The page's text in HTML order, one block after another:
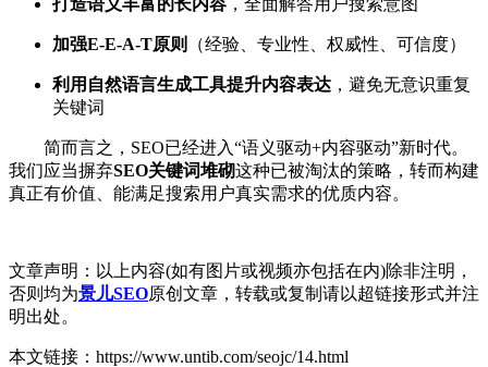
加强E-E-A-T原则 （经验、专业性、权威性、可信度）
利用自然语言生成工具提升内容表达 ，避免无意识重复
关键词
简而言之，SEO已经进入“语义驱动+内容驱动”新时代。
我们应当摒弃SEO关键词堆砌这种已被淘汰的策略，转而构建
真正有价值、能满足搜索用户真实需求的优质内容。
文章声明：以上内容(如有图片或视频亦包括在内)除非注明，
否则均为景儿SEO原创文章，转载或复制请以超链接形式并注
明出处。
本文链接：https://www.untib.com/seojc/14.html